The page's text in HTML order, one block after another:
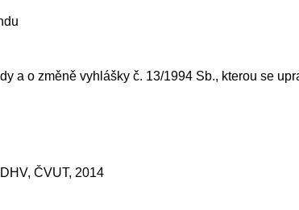
a o změně vyhlášky č. 13/1994 Sb., kterou se
ČVUT, 2014